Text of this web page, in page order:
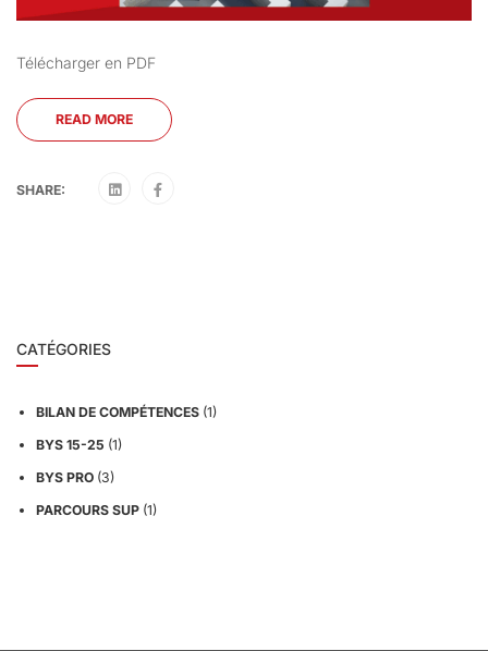
Télécharger en PDF
READ MORE
SHARE:
CATÉGORIES
BILAN DE COMPÉTENCES (1)
BYS 15-25 (1)
BYS PRO (3)
PARCOURS SUP (1)